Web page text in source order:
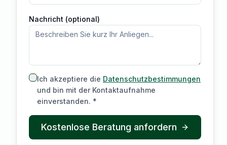
Nachricht (optional)
Ich akzeptiere die Datenschutzbestimmungen
und bin mit der Kontaktaufnahme
einverstanden. *
Kostenlose Beratung anfordern